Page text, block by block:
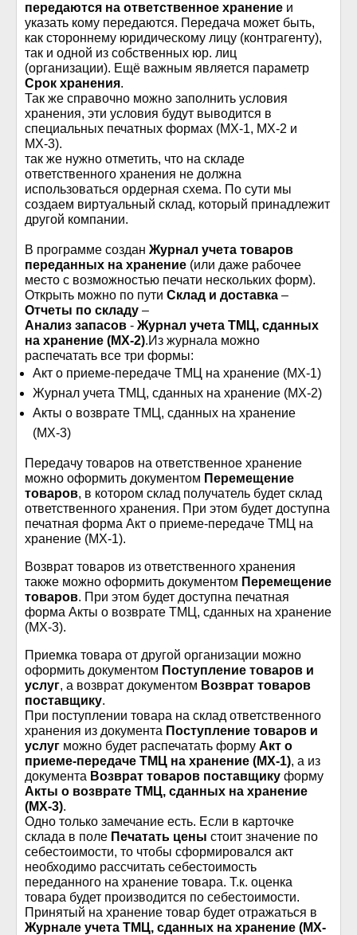
передаются на ответственное хранение и
указать кому передаются. Передача может быть,
как стороннему юридическому лицу (контрагенту),
так и одной из собственных юр. лиц
(организации). Ещё важным является параметр
Срок хранения.
Так же справочно можно заполнить условия
хранения, эти условия будут выводится в
специальных печатных формах (МХ-1, МХ-2 и
МХ-3).
так же нужно отметить, что на складе
ответственного хранения не должна
использоваться ордерная схема. По сути мы
создаем виртуальный склад, который принадлежит
другой компании.
В программе создан Журнал учета товаров
переданных на хранение (или даже рабочее
место с возможностью печати нескольких форм).
Открыть можно по пути Склад и доставка –
Отчеты по складу –
Анализ запасов - Журнал учета ТМЦ, сданных
на хранение (MX-2).Из журнала можно
распечатать все три формы:
Акт о приеме-передаче ТМЦ на хранение (МХ-1)
Журнал учета ТМЦ, сданных на хранение (MX-2)
Акты о возврате ТМЦ, сданных на хранение
(МХ-3)
Передачу товаров на ответственное хранение
можно оформить документом Перемещение
товаров, в котором склад получатель будет склад
ответственного хранения. При этом будет доступна
печатная форма Акт о приеме-передаче ТМЦ на
хранение (МХ-1).
Возврат товаров из ответственного хранения
также можно оформить документом Перемещение
товаров. При этом будет доступна печатная
форма Акты о возврате ТМЦ, сданных на хранение
(МХ-3).
Приемка товара от другой организации можно
оформить документом Поступление товаров и
услуг, а возврат документом Возврат товаров
поставщику.
При поступлении товара на склад ответственного
хранения из документа Поступление товаров и
услуг можно будет распечатать форму Акт о
приеме-передаче ТМЦ на хранение (МХ-1), а из
документа Возврат товаров поставщику форму
Акты о возврате ТМЦ, сданных на хранение
(МХ-3).
Одно только замечание есть. Если в карточке
склада в поле Печатать цены стоит значение по
себестоимости, то чтобы сформировался акт
необходимо рассчитать себестоимость
переданного на хранение товара. Т.к. оценка
товара будет производится по себестоимости.
Принятый на хранение товар будет отражаться в
Журнале учета ТМЦ, сданных на хранение (MX-